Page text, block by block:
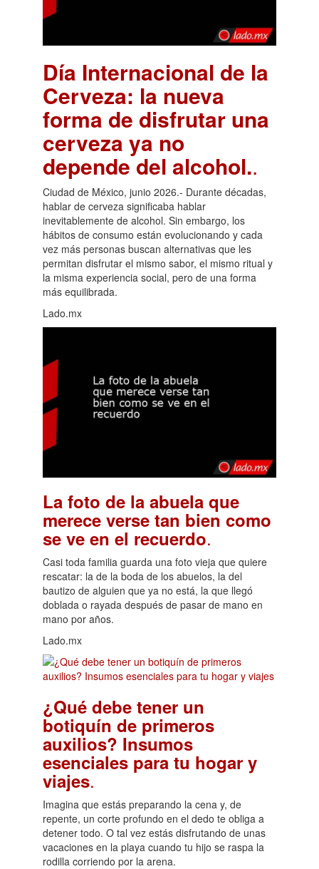
Día Internacional de la
Cerveza: la nueva
forma de disfrutar una
cerveza ya no
depende del alcohol..
Ciudad de México, junio 2026.- Durante décadas,
hablar de cerveza significaba hablar
inevitablemente de alcohol. Sin embargo, los
hábitos de consumo están evolucionando y cada
vez más personas buscan alternativas que les
permitan disfrutar el mismo sabor, el mismo ritual y
la misma experiencia social, pero de una forma
más equilibrada.
Lado.mx
La foto de la abuela que
merece verse tan bien como
se ve en el recuerdo.
Casi toda familia guarda una foto vieja que quiere
rescatar: la de la boda de los abuelos, la del
bautizo de alguien que ya no está, la que llegó
doblada o rayada después de pasar de mano en
mano por años.
Lado.mx
¿Qué debe tener un
botiquín de primeros
auxilios? Insumos
esenciales para tu hogar y
viajes.
Imagina que estás preparando la cena y, de
repente, un corte profundo en el dedo te obliga a
detener todo. O tal vez estás disfrutando de unas
vacaciones en la playa cuando tu hijo se raspa la
rodilla corriendo por la arena.